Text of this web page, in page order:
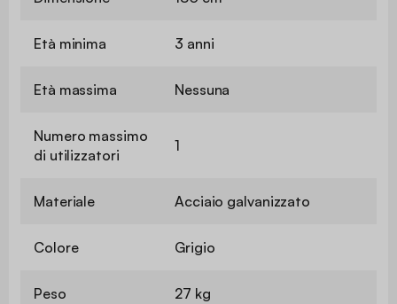
Età minima 3 anni
Età massima Nessuna
Numero massimo
di utilizzatori
1
Materiale Acciaio galvanizzato
Colore Grigio
Peso 27 kg